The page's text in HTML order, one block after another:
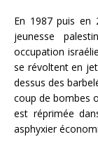
En 1987 puis en
jeunesse
occupation
se révoltent en
dessus des
coup de bombes
est réprimée
asphyxier